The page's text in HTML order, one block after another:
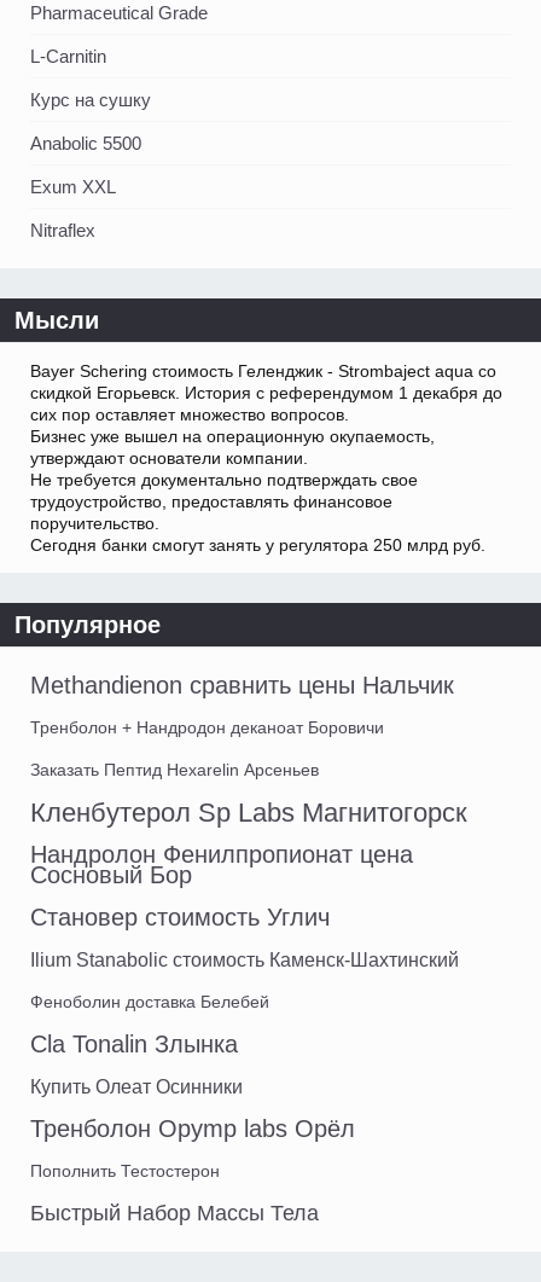
Pharmaceutical Grade
L-Carnitin
Курс на сушку
Anabolic 5500
Exum XXL
Nitraflex
Мысли
Bayer Schering стоимость Геленджик - Strombaject aqua со
скидкой Егорьевск. История с референдумом 1 декабря до
сих пор оставляет множество вопросов.
Бизнес уже вышел на операционную окупаемость,
утверждают основатели компании.
Не требуется документально подтверждать свое
трудоустройство, предоставлять финансовое
поручительство.
Сегодня банки смогут занять у регулятора 250 млрд руб.
Популярное
Methandienon сравнить цены Нальчик
Тренболон + Нандродон деканоат Боровичи
Заказать Пептид Hexarelin Арсеньев
Кленбутерол Sp Labs Магнитогорск
Нандролон Фенилпропионат цена
Сосновый Бор
Становер стоимость Углич
Ilium Stanabolic стоимость Каменск-Шахтинский
Феноболин доставка Белебей
Cla Tonalin Злынка
Купить Олеат Осинники
Тренболон Opymp labs Орёл
Пополнить Тестостерон
Быстрый Набор Массы Тела